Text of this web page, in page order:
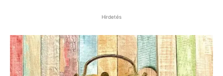
Hirdetés